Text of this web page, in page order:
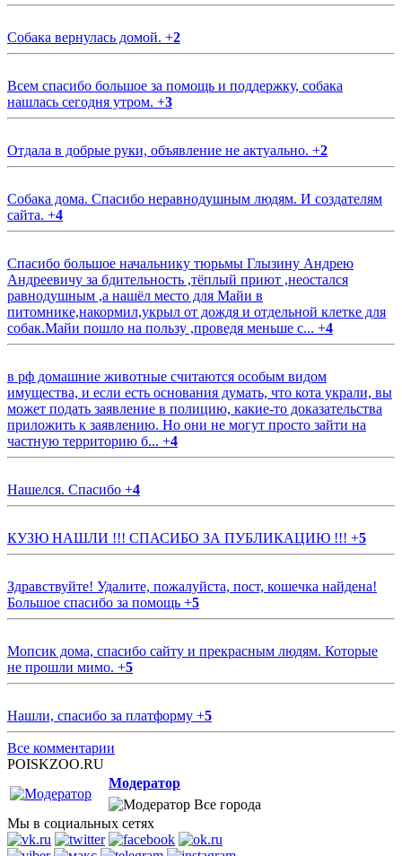
Собака вернулась домой. +2
Всем спасибо большое за помощь и поддержку, собака
нашлась сегодня утром. +3
Отдала в добрые руки, объявление не актуально. +2
Собака дома. Спасибо неравнодушным людям. И создателям
сайта. +4
Спасибо большое начальнику тюрьмы Глызину Андрею
Андреевичу за бдительность ,тёплый приют ,неостался
равнодушным ,а нашёл место для Майи в
питомнике,накормил,укрыл от дождя и отдельной клетке для
собак.Майи пошло на пользу ,проведя меньше с... +4
в рф домашние животные считаются особым видом
имущества, и если есть основания думать, что кота украли, вы
может подать заявление в полицию, какие-то доказательства
приложить к заявлению. Но они не могут просто зайти на
частную территорию б... +4
Нашелся. Спасибо +4
КУЗЮ НАШЛИ !!! СПАСИБО ЗА ПУБЛИКАЦИЮ !!! +5
Здравствуйте! Удалите, пожалуйста, пост, кошечка найдена!
Большое спасибо за помощь +5
Мопсик дома, спасибо сайту и прекрасным людям. Которые
не прошли мимо. +5
Нашли, спасибо за платформу +5
Все комментарии
POISKZOO.RU
Модератор
Все города
Мы в социальных сетях